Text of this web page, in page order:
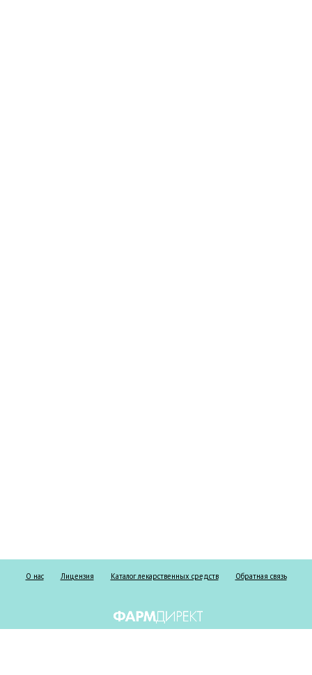
О нас Лицензия Каталог лекарственных средств Обратная связь